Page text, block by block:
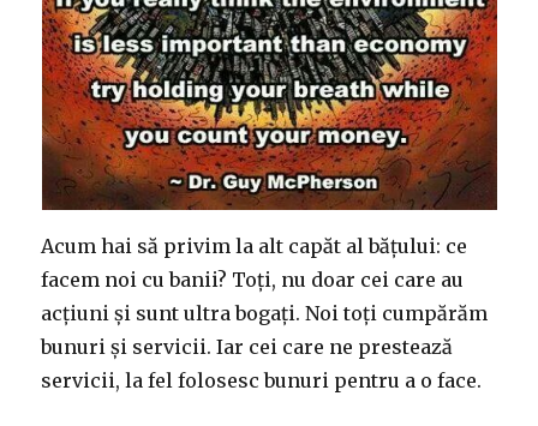
Acum hai să privim la alt capăt al bățului: ce
facem noi cu banii? Toți, nu doar cei care au
acțiuni și sunt ultra bogați. Noi toți cumpărăm
bunuri și servicii. Iar cei care ne prestează
servicii, la fel folosesc bunuri pentru a o face.